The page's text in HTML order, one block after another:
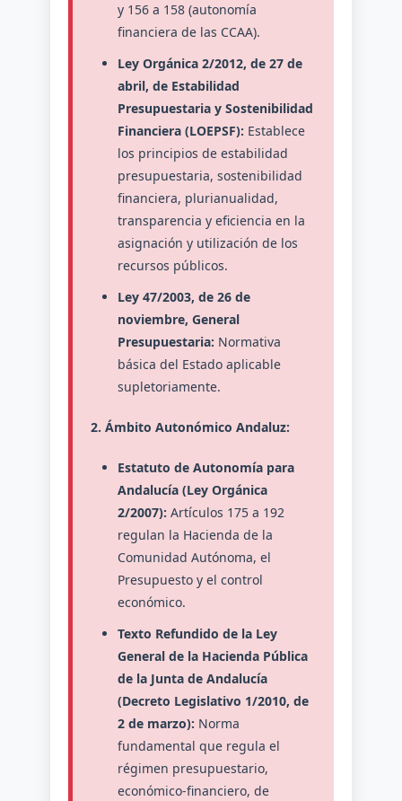
y 156 a 158 (autonomía
financiera de las CCAA).
Ley Orgánica 2/2012, de 27 de
abril, de Estabilidad
Presupuestaria y Sostenibilidad
Financiera (LOEPSF): Establece
los principios de estabilidad
presupuestaria, sostenibilidad
financiera, plurianualidad,
transparencia y eficiencia en la
asignación y utilización de los
recursos públicos.
Ley 47/2003, de 26 de
noviembre, General
Presupuestaria: Normativa
básica del Estado aplicable
supletoriamente.
2. Ámbito Autonómico Andaluz:
Estatuto de Autonomía para
Andalucía (Ley Orgánica
2/2007): Artículos 175 a 192
regulan la Hacienda de la
Comunidad Autónoma, el
Presupuesto y el control
económico.
Texto Refundido de la Ley
General de la Hacienda Pública
de la Junta de Andalucía
(Decreto Legislativo 1/2010, de
2 de marzo): Norma
fundamental que regula el
régimen presupuestario,
económico-financiero, de